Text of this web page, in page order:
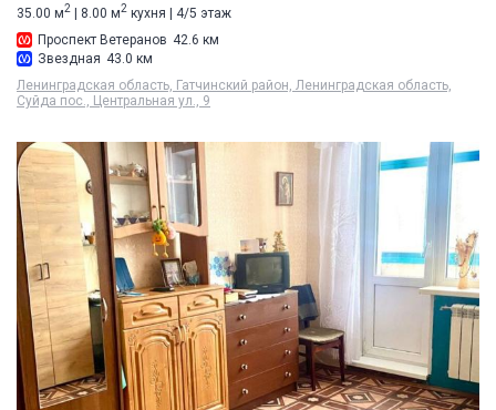
35.00 м2 | 8.00 м2 кухня | 4/5 этаж
Проспект Ветеранов 42.6 км
Звездная 43.0 км
Ленинградская область, Гатчинский район, Ленинградская область,
Суйда пос., Центральная ул., 9